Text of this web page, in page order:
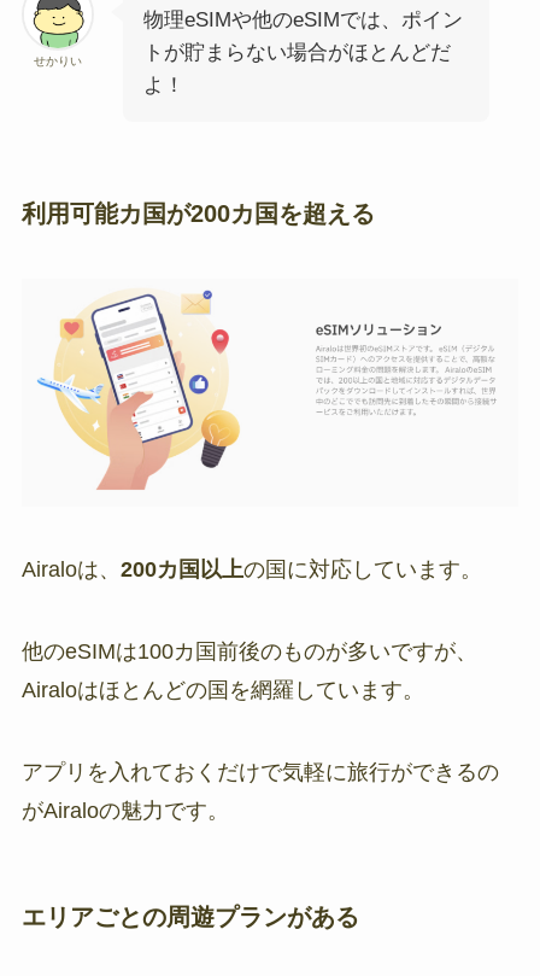
せかりい
物理eSIMや他のeSIMでは、ポイン
トが貯まらない場合がほとんどだ
よ！
利用可能カ国が200カ国を超える
Airaloは、 200カ国以上の国に対応しています。
他のeSIMは100カ国前後のものが多いですが、
Airaloはほとんどの国を網羅しています。
アプリを入れておくだけで気軽に旅行ができるの
がAiraloの魅力です。
エリアごとの周遊プランがある